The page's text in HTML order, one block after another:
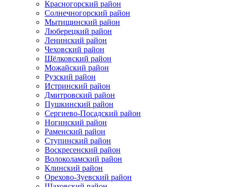
Красногорский район
Солнечногорский район
Мытищинский район
Люберецкий район
Ленинский район
Чеховский район
Щёлковский район
Можайский район
Рузский район
Истринский район
Дмитровский район
Пушкинский район
Сергиево-Посадский район
Ногинский район
Раменский район
Ступинский район
Воскресенский район
Волоколамский район
Клинский район
Орехово-Зуевский район